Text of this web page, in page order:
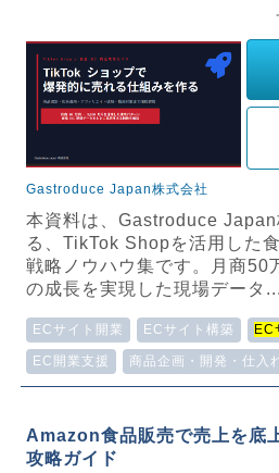
Gastroduce Japan株式会社
本資料は、Gastroduce Japan
る、TikTok Shopを活用した
戦略ノウハウ集です。月商50
の成長を実現した現場データ...
ECサイト開業 ECサイト構築 EC
EC開業支援 商品企画・開発・仕入
Amazon食品販売で売上を底
攻略ガイド